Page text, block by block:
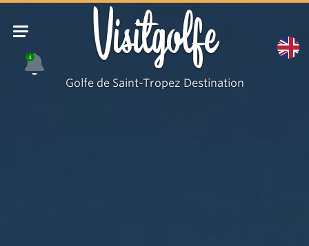
4 Visitgolfe
Golfe de Saint-Tropez Destination
Ramatuelle